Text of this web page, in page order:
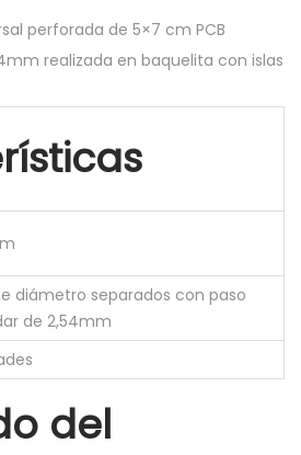
perforada de 5×7 cm PCB
realizada en baquelita con islas
diámetro separados con paso
de 2,54mm
del